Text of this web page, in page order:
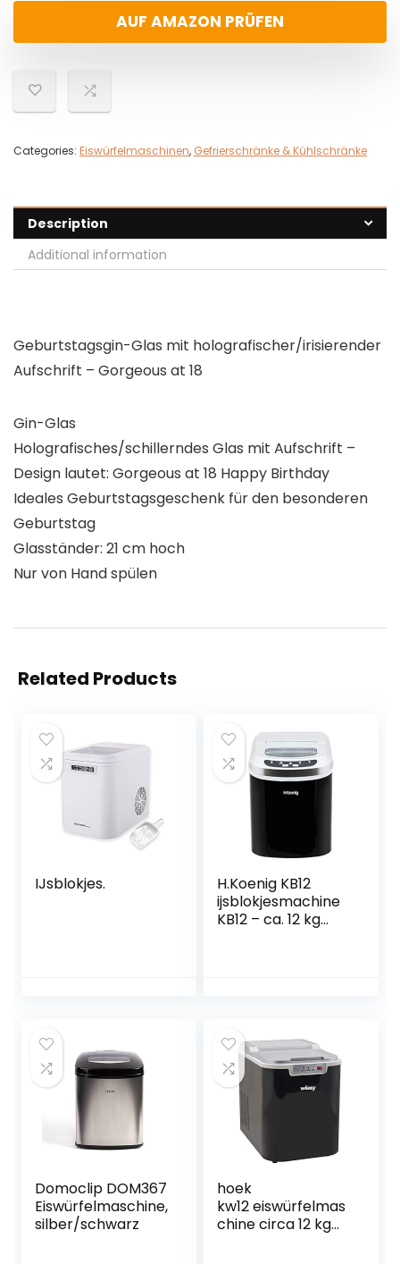
AUF AMAZON PRÜFEN
Categories: Eiswürfelmaschinen, Gefrierschränke & Kühlschränke
Description
Additional information
Geburtstagsgin-Glas mit holografischer/irisierender
Aufschrift – Gorgeous at 18
Gin-Glas
Holografisches/schillerndes Glas mit Aufschrift –
Design lautet: Gorgeous at 18 Happy Birthday
Ideales Geburtstagsgeschenk für den besonderen
Geburtstag
Glasständer: 21 cm hoch
Nur von Hand spülen
Related Products
IJsblokjes.
H.Koenig KB12
ijsblokjesmachine
KB12 – ca. 12 kg
zwart, roestvrij
staal
Domoclip DOM367
Eiswürfelmaschine,
silber/schwarz
hoek
kw12 eiswürfelmas
chine circa 12 kg